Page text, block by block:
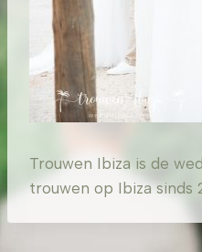
Trouwen Ibiza is de
trouwen op Ibiza sinds